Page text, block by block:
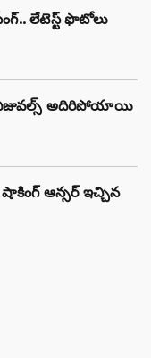
లేటెస్ట్ ఫొటోలు
విజువల్స్ అదిరిపోయాయి
ఆన్సర్ ఇచ్చిన